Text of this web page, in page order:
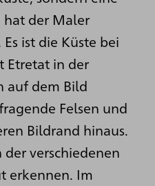
hat der Maler
ist die Küste bei
Etretat in der
auf dem Bild
Felsen und
Bildrand hinaus.
verschiedenen
erkennen. Im